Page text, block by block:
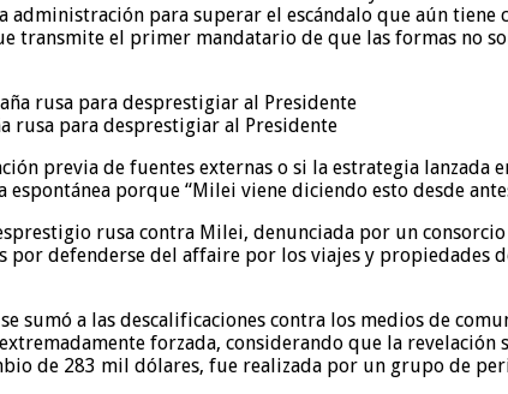
para superar el escándalo que aún tiene
transmite el primer mandatario de que las formas no
rusa para desprestigiar al Presidente
previa de fuentes externas o si la estrategia lanzada
porque “Milei viene diciendo esto desde
rusa contra Milei, denunciada por un
defenderse del affaire por los viajes y propiedades
sumó a las descalificaciones contra los medios de
forzada, considerando que la
de 283 mil dólares, fue realizada por un grupo de